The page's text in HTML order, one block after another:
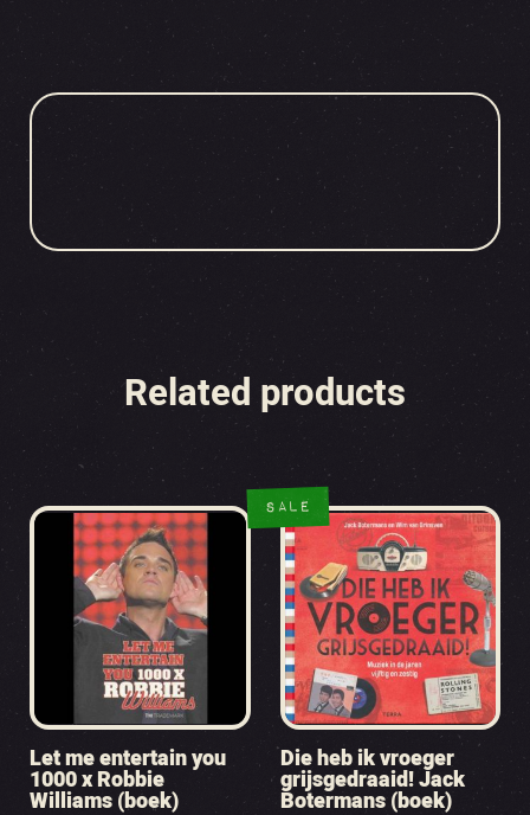
Related products
Let me entertain you
1000 x Robbie
Williams (boek)
SALE
Die heb ik vroeger
grijsgedraaid! Jack
Botermans (boek)